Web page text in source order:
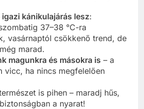
kánikulajárás lesz:
37–38 °C-ra
vasárnaptól csökkenő trend, de
marad.
magunkra és másokra is – a
vicc, ha nincs megfelelően
is pihen – maradj hűs,
a nyarat!